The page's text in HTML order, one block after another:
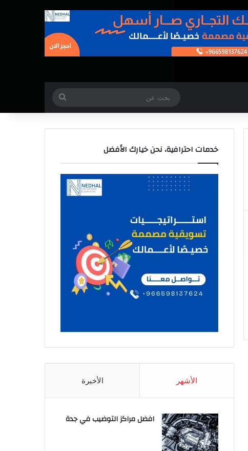
عن
خدمات احترافية، نحن خيارك الأفضل
الأشهر الأخيرة
افضل مراكز التوضيب في جدة